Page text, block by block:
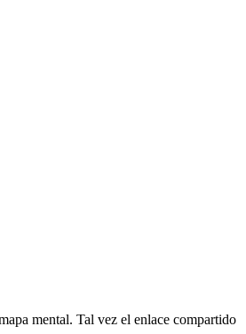
mental. Tal vez el enlace compartido